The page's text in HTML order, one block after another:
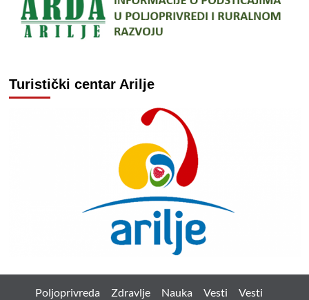
Turistički centar Arilje
Poljoprivreda Zdravlje Nauka Vesti Vesti